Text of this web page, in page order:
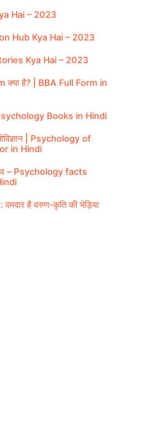
Hai – 2023
Hub Kya Hai – 2023
Kya Hai – 2023
क्या है? | BBA Full Form in
Books in Hindi
| Psychology of
in Hindi
– Psychology facts
है वरुण-कृति की भेड़िया